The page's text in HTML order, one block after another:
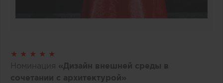
★ ★ ★ ★ ★
Номинация «Дизайн внешней среды в
сочетании с архитектурой»